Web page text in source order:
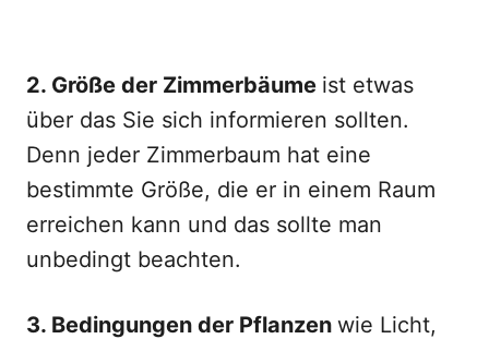
2. Größe der Zimmerbäume ist etwas
über das Sie sich informieren sollten.
Denn jeder Zimmerbaum hat eine
bestimmte Größe, die er in einem Raum
erreichen kann und das sollte man
unbedingt beachten.
3. Bedingungen der Pflanzen wie Licht,